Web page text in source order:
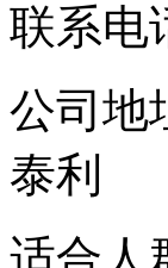
联系电
公司地
泰利